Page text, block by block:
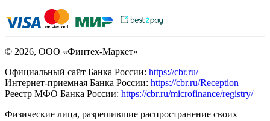
© 2026, ООО «Финтех-Маркет»
Официальный сайт Банка России: https://cbr.ru/
Интернет-приемная Банка России: https://cbr.ru/Reception
Реестр МФО Банка России: https://cbr.ru/microfinance/registry/
Физические лица, разрешившие распространение своих